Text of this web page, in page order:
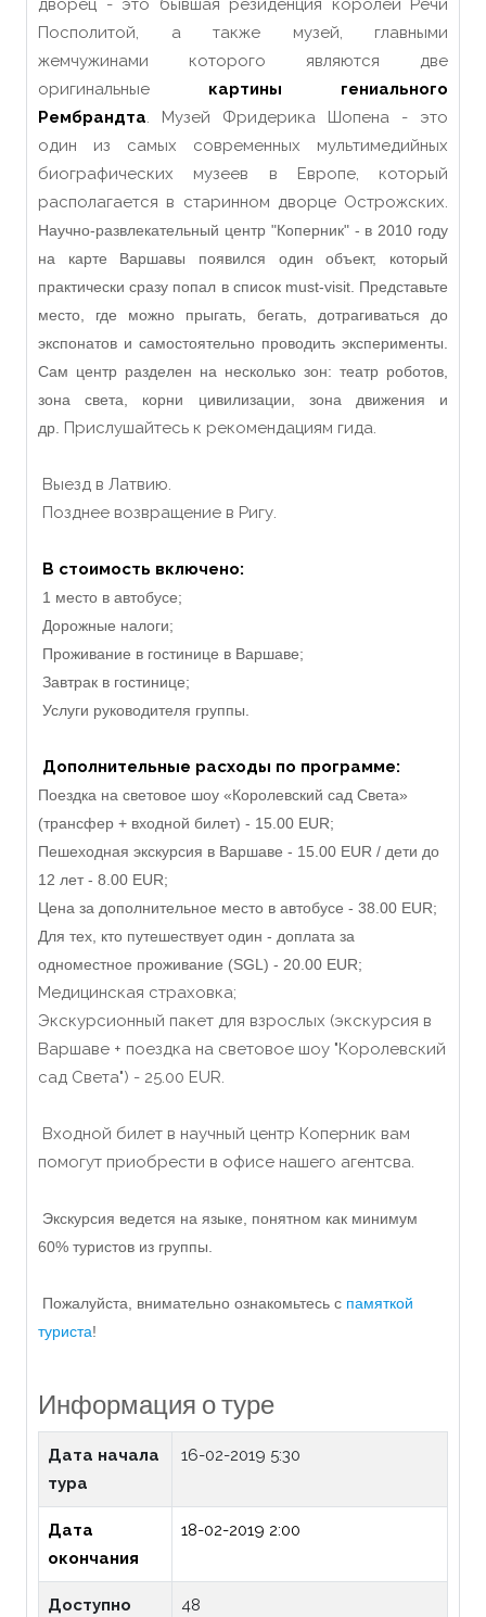
дворец - это бывшая резиденция королей Речи
Посполитой, а также музей, главными
жемчужинами которого являются две
оригинальные картины гениального
Рембрандта. Музей Фридерика Шопена - это
один из самых современных мультимедийных
биографических музеев в Европе, который
располагается в старинном дворце Острожских.
Научно-развлекательный центр "Коперник" - в 2010 году
на карте Варшавы появился один объект, который
практически сразу попал в список must-visit. Представьте
место, где можно прыгать, бегать, дотрагиваться до
экспонатов и самостоятельно проводить эксперименты.
Сам центр разделен на несколько зон: театр роботов,
зона света, корни цивилизации, зона движения и
др. Прислушайтесь к рекомендациям гида.
Выезд в Латвию.
Позднее возвращение в Ригу.
В стоимость включено:
1 место в автобусе;
Дорожные налоги;
Проживание в гостинице в Варшаве;
Завтрак в гостинице;
Услуги руководителя группы.
Дополнительные расходы по программе:
Поездка на световое шоу «Королевский сад Света»
(трансфер + входной билет) - 15.00 EUR;
Пешеходная экскурсия в Варшаве - 15.00 EUR / дети до
12 лет - 8.00 EUR;
Цена за дополнительное место в автобусе - 38.00 EUR;
Для тех, кто путешествует один - доплата за
одноместное проживание (SGL) - 20.00 EUR;
Медицинская страховка;
Экскурсионный пакет для взрослых (экскурсия в
Варшаве + поездка на световое шоу "Королевский
сад Света") - 25.00 EUR.
Входной билет в научный центр Коперник вам
помогут приобрести в офисе нашего агентсва.
Экскурсия ведется на языке, понятном как минимум
60% туристов из группы.
Пожалуйста, внимательно ознакомьтесь с памяткой
туриста!
Информация о туре
Дата начала
тура
16-02-2019 5:30
Дата
окончания
18-02-2019 2:00
Доступно
48